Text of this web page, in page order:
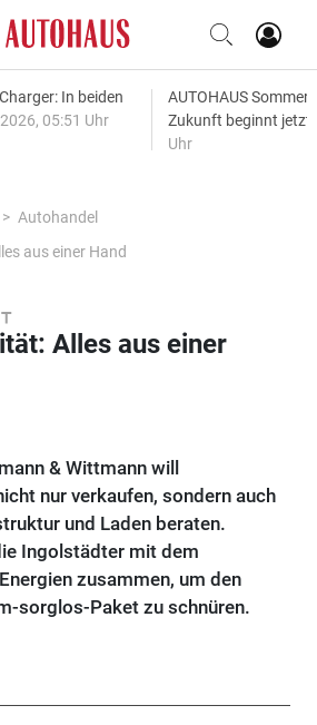
In beiden
05:51 Uhr
AUTOHAUS
Zukunft beginnt jetzt
Uhr
Autohandel
aus einer Hand
Alles aus einer
& Wittmann will
nur verkaufen, sondern auch
und Laden beraten.
Ingolstädter mit dem
zusammen, um den
sorglos-Paket zu schnüren.